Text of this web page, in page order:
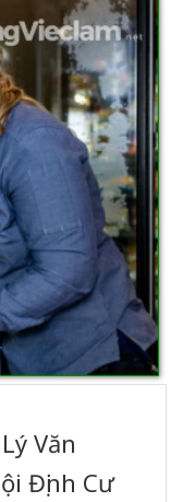
Văn
Định Cư